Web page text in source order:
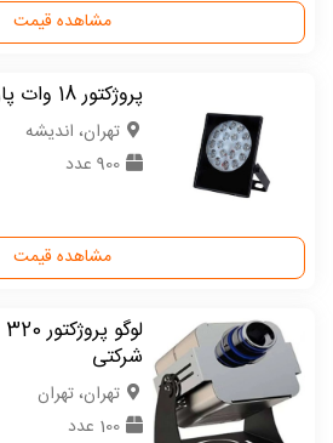
مشاهده قیمت
پروژکتور 18 وات پارسوا
تهران، اندیشه
900 عدد
مشاهده قیمت
شرکتی
تهران، تهران
100 عدد